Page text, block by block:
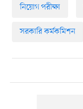
নিয়োগ পরীক্ষা
সরকারি কর্মকমিশন